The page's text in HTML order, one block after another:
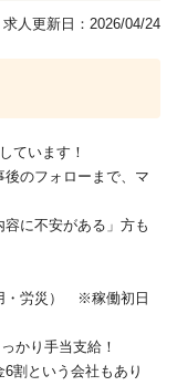
求人更新日：2026/04/24
ています！
のフォローまで、マ
に不安がある」方も
・労災） ※稼働初日
かり手当支給！
割という会社もあり